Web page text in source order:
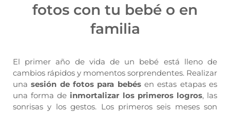
fotos con tu bebé o en
familia
El primer año de vida de un bebé está lleno de
cambios rápidos y momentos sorprendentes. Realizar
unasesión de fotos para bebésen estas etapas es
una forma deinmortalizar los primeros logros, las
sonrisas y los gestos. Los primeros seis meses son